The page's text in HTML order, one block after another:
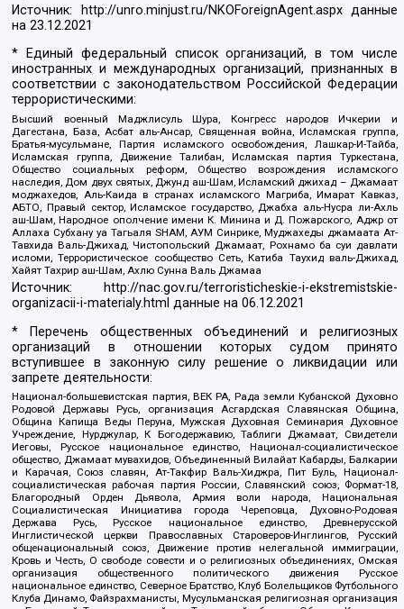
Источник: http://unro.minjust.ru/NKOForeignAgent.aspxданные
на23.12.2021
* Единый федеральный список организаций, в том числе
иностранных и международных организаций, признанных в
соответствии с законодательством Российской Федерации
террористическими:
Высший военный Маджлисуль Шура, Конгресс народов Ичкерии и
Дагестана, База, Асбат аль-Ансар, Священная война, Исламская группа,
Братья-мусульмане, Партия исламского освобождения, Лашкар-И-Тайба,
Исламская группа, Движение Талибан, Исламская партия Туркестана,
Общество социальных реформ, Общество возрождения исламского
наследия, Дом двух святых, Джунд аш-Шам, Исламский джихад – Джамаат
моджахедов, Аль-Каида в странах исламского Магриба, Имарат Кавказ,
АБТО, Правый сектор, Исламское государство, Джабха аль-Нусра ли-Ахль
аш-Шам, Народное ополчение имени К. Минина и Д. Пожарского, Аджр от
Аллаха Субхану уа Тагьаля SHAM, АУМ Синрике, Муджахеды джамаата Ат-
Тавхида Валь-Джихад, Чистопольский Джамаат, Рохнамо ба суи давлати
исломи, Террористическое сообщество Сеть, Катиба Таухид валь-Джихад,
Хайят Тахрир аш-Шам, Ахлю Сунна Валь Джамаа
Источник:
http://nac.gov.ru/terroristicheskie-i-ekstremistskie-
organizacii-i-materialy.html данные на06.12.2021
* Перечень общественных объединений и религиозных
организаций в отношении которых судом принято
вступившее в законную силу решение о ликвидации или
запрете деятельности:
Национал-большевистская партия, ВЕК РА, Рада земли Кубанской Духовно
Родовой Державы Русь, организация Асгардская Славянская Община,
Община Капища Веды Перуна, Мужская Духовная Семинария Духовное
Учреждение, Нурджулар, К Богодержавию, Таблиги Джамаат, Свидетели
Иеговы, Русское национальное единство, Национал-социалистическое
общество, Джамаат мувахидов, Объединенный Вилайат Кабарды, Балкарии
и Карачая, Союз славян, Ат-Такфир Валь-Хиджра, Пит Буль, Национал-
социалистическая рабочая партия России, Славянский союз, Формат-18,
Благородный Орден Дьявола, Армия воли народа, Национальная
Социалистическая Инициатива города Череповца, Духовно-Родовая
Держава Русь, Русское национальное единство, Древнерусской
Инглистической церкви Православных Староверов-Инглингов, Русский
общенациональный союз, Движение против нелегальной иммиграции,
Кровь и Честь, О свободе совести и о религиозных объединениях, Омская
организация общественного политического движения Русское
национальное единство, Северное Братство, Клуб Болельщиков Футбольного
Клуба Динамо, Файзрахманисты, Мусульманская религиозная организация